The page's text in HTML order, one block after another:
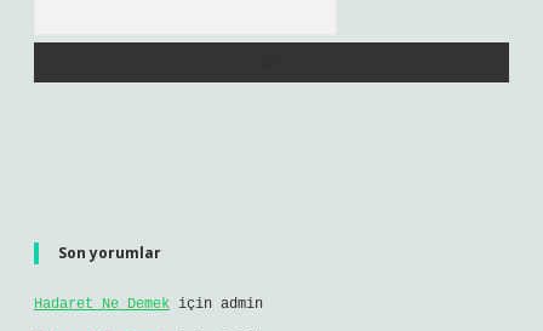
Son yorumlar
Hadaret Ne Demek için admin